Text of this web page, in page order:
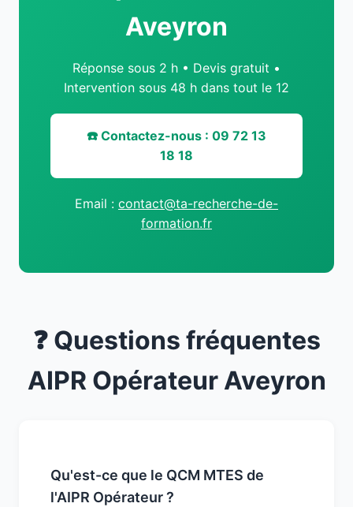
Aveyron
Réponse sous 2 h • Devis gratuit •
Intervention sous 48 h dans tout le 12
☎️ Contactez-nous : 09 72 13
18 18
Email : contact@ta-recherche-de-
formation.fr
❓ Questions fréquentes
AIPR Opérateur Aveyron
Qu'est-ce que le QCM MTES de
l'AIPR Opérateur ?